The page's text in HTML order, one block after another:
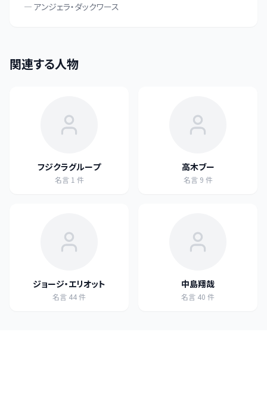
— アンジェラ・ダックワース
関連する人物
フジクラグループ
名言 1 件
高木ブー
名言 9 件
ジョージ・エリオット
名言 44件
中島翔哉
名言 40 件